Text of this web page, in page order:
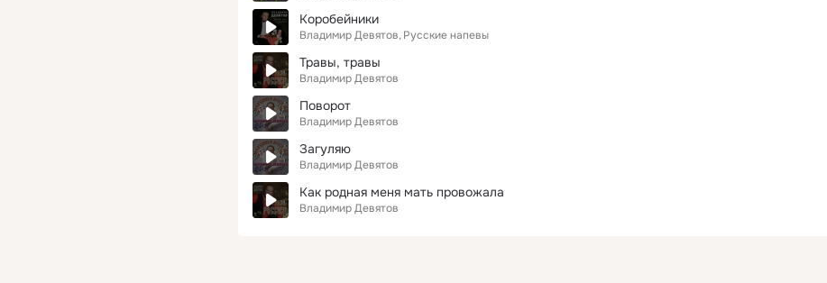
Коробейники
Владимир Девятов Русские напевы
Травы, травы
Владимир Девятов
Поворот
Владимир Девятов
Загуляю
Владимир Девятов
Как родная меня мать провожала
Владимир Девятов